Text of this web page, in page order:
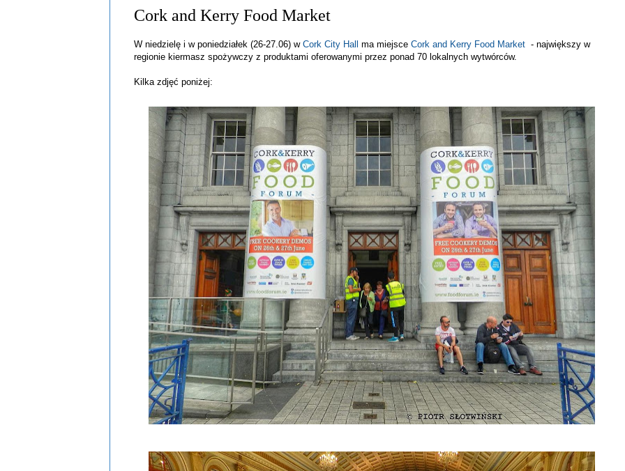
Cork and Kerry Food Market
W niedzielę i w poniedziałek (26-27.06) w Cork City Hall ma miejsce Cork and Kerry Food Market - największy w
regionie kiermasz spożywczy z produktami oferowanymi przez ponad 70 lokalnych wytwórców.
Kilka zdjęć poniżej: